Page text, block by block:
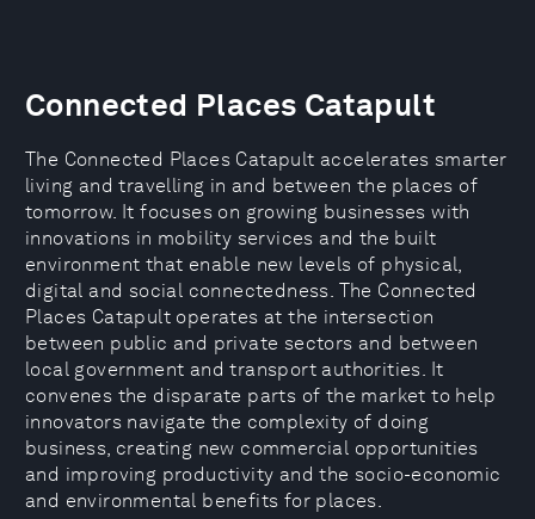
Connected Places Catapult
The Connected Places Catapult accelerates smarter
living and travelling in and between the places of
tomorrow. It focuses on growing businesses with
innovations in mobility services and the built
environment that enable new levels of physical,
digital and social connectedness. The Connected
Places Catapult operates at the intersection
between public and private sectors and between
local government and transport authorities. It
convenes the disparate parts of the market to help
innovators navigate the complexity of doing
business, creating new commercial opportunities
and improving productivity and the socio-economic
and environmental benefits for places.